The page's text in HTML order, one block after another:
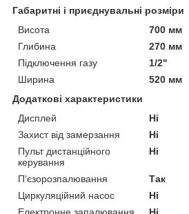
Габаритні і приєднувальні розміри
Висота
700 мм
Глибина
270 мм
Підключення газу
1/2"
Ширина
520 мм
Додаткові характеристики
Дисплей
Ні
Захист від замерзання
Ні
Пульт дистанційного
керування
Ні
П'єзорозпалювання
Так
Циркуляційний насос
Ні